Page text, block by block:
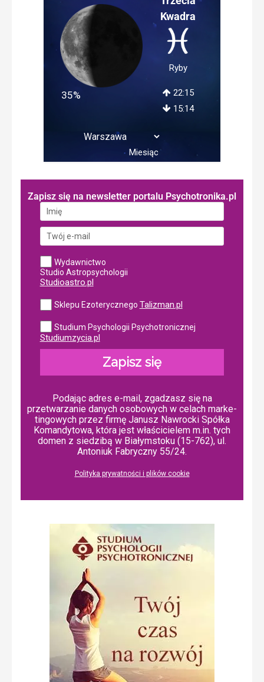
35%
Kwadra
Ryby
22:15
15:14
Miesiąc
Zapisz się na newsletter portalu Psychotronika.pl
Wydawnictwo
Studio Astropsychologii
Studioastro.pl
Sklepu Ezoterycznego Talizman.pl
Studium Psychologii Psychotronicznej
Studiumzycia.pl
Zapisz się
Podając adres e-mail, zgadzasz się na
przetwarzanie danych osobowych w ce­lach mar­ke­
tin­go­wych przez firmę Janusz Nawrocki Spółka
Komandytowa, która jest właścicielem m.in. tych
domen z siedzibą w Białymstoku (15-762), ul.
Antoniuk Fabryczny 55/24.
Polityka prywatności i plików cookie